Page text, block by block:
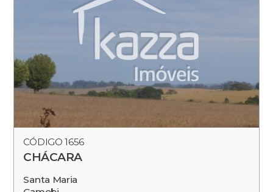
CÓDIGO 1656
CHÁCARA
Santa Maria